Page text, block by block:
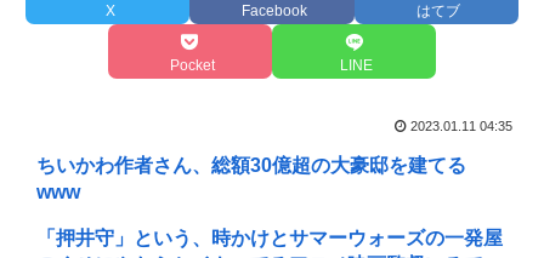
X Facebook はてブ
Pocket LINE
2023.01.11 04:35
ちいかわ作者さん、総額30億超の大豪邸を建てる
www
「押井守」という、時かけとサマーウォーズの一発屋